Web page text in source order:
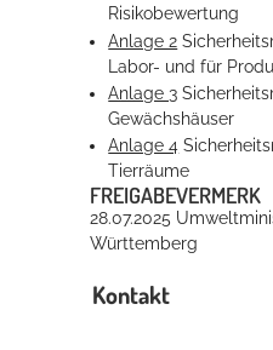
Risikobewertung
Anlage 2
Labor- und für
Anlage 3
Gewächshäuser
Anlage 4
Tierräume
FREIGABEVERMERK
28.07.2025
Württemberg
Kontakt